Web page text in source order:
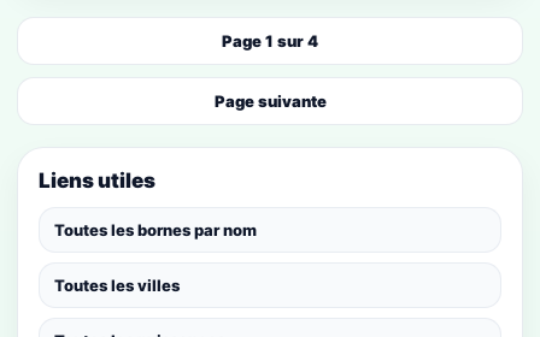
Page 1 sur 4
Page suivante
Liens utiles
Toutes les bornes par nom
Toutes les villes